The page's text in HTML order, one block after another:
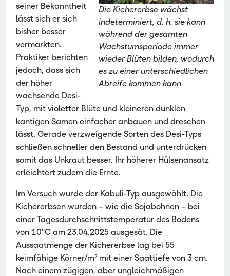
Die Kichererbse wächst
indeterminiert, d. h. sie kann
während der gesamten
Wachstumsperiode immer
wieder Blüten bilden, wodurch
es zu einer unterschiedlichen
Abreife kommen kann
seiner Bekanntheit
lässt sich er sich
bisher besser
vermarkten.
Praktiker berichten
jedoch, dass sich
der höher
wachsende Desi-
Typ, mit violetter Blüte und kleineren dunklen
kantigen Samen einfacher anbauen und dreschen
lässt. Gerade verzweigende Sorten des Desi-Typs
schließen schneller den Bestand und unterdrücken
somit das Unkraut besser. Ihr höherer Hülsenansatz
erleichtert zudem die Ernte.
Im Versuch wurde der Kabuli-Typ ausgewählt. Die
Kichererbsen wurden – wie die Sojabohnen – bei
einer Tagesdurchschnittstemperatur des Bodens
von 10°C am 23.04.2025 ausgesät. Die
Aussaatmenge der Kichererbse lag bei 55
keimfähige Körner/m² mit einer Saattiefe von 3 cm.
Nach einem zügigen, aber ungleichmäßigen